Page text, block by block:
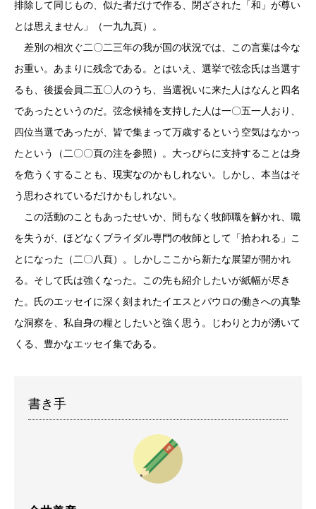
排除して同じもの、似た者だけで作る、閉ざされた「和」が尊い
とは思えません」（一九九頁）。
差別の相次ぐ二〇二三年の我が国の状況では、この言葉は今な
お重い。あまりに残念である。とはいえ、選挙で弦念氏は当選す
るも、後援会員二五〇人のうち、当選祝いに来た人はなんと四名
であったというのだ。弦念候補を支持した人は一〇五一人おり、
四位当選であったが、皆で集まって万歳するという空気はなかっ
たという（二〇〇頁の注を参照）。大っぴらに支持することは身
を危うくすることも、現実なのかもしれない。しかし、本当はそ
う思わされているだけかもしれない。
この活動のこともあったせいか、間もなく牧師職を解かれ、職
を失うが、ほどなくブライダル専門の牧師として「拾われる」こ
とになった（二〇八頁）。しかしここから新たな展望が開かれ
る。そして氏は強くなった。この先も紹介したいが紙幅が尽き
た。氏のエッセイに深く刻まれたイエスとパウロの働きへの真摯
な洞察を、私自身の糧としたいと強く思う。じわりと力が湧いて
くる、豊かなエッセイ集である。
書き手